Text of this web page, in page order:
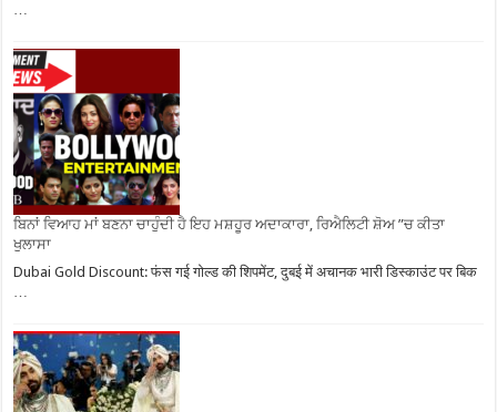
…
ਬਿਨਾਂ ਵਿਆਹ ਮਾਂ ਬਣਨਾ ਚਾਹੁੰਦੀ ਹੈ ਇਹ ਮਸ਼ਹੂਰ ਅਦਾਕਾਰਾ, ਰਿਐਲਿਟੀ ਸ਼ੋਅ ”ਚ ਕੀਤਾ
ਖੁਲਾਸਾ
Dubai Gold Discount: फंस गई गोल्ड की शिपमेंट, दुबई में अचानक भारी डिस्काउंट पर बिक